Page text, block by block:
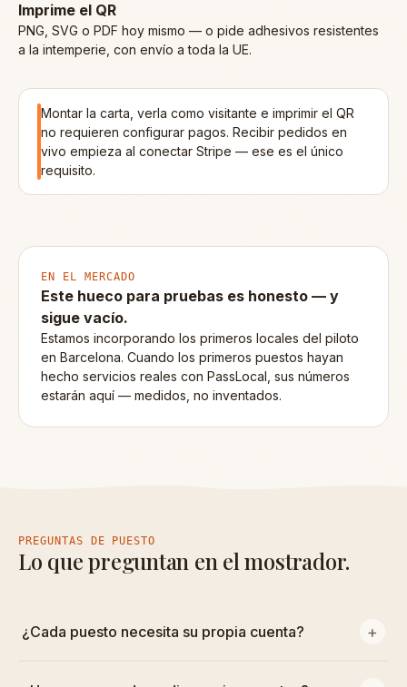
Imprime el QR
PNG, SVG o PDF hoy mismo — o pide adhesivos resistentes
a la intemperie, con envío a toda la UE.
Montar la carta, verla como visitante e imprimir el QR
no requieren configurar pagos. Recibir pedidos en
vivo empieza al conectar Stripe — ese es el único
requisito.
EN EL MERCADO
Este hueco para pruebas es honesto — y
sigue vacío.
Estamos incorporando los primeros locales del piloto
en Barcelona. Cuando los primeros puestos hayan
hecho servicios reales con PassLocal, sus números
estarán aquí — medidos, no inventados.
PREGUNTAS DE PUESTO
Lo que preguntan en el mostrador.
¿Cada puesto necesita su propia cuenta?